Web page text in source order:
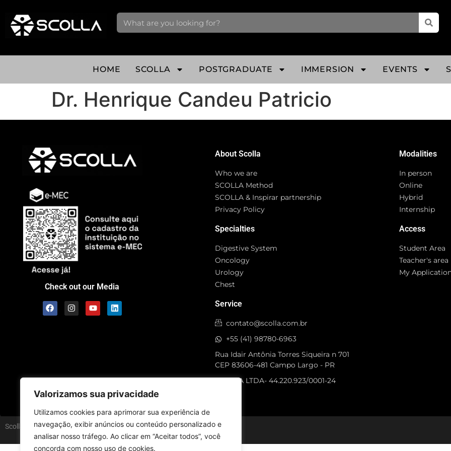
Valorizamos sua privacidade
Utilizamos cookies para aprimorar sua experiência de
navegação, exibir anúncios ou conteúdo personalizado e
analisar nosso tráfego. Ao clicar em “Aceitar todos”, você
concorda com nosso uso de cookies.
HOME SCOLLA POSTGRADUATE IMMERSION EVENTS
Dr. Henrique Candeu Patricio
Check out our Media
About Scolla
Who we are
SCOLLA Method
SCOLLA & Inspirar partnership
Privacy Policy
Specialties
Digestive System
Oncology
Urology
Chest
Service
contato@scolla.com.br
+55 (41) 98780-6963
Rua Idair Antônia Torres Siqueira n 701
CEP 83606-481 Campo Largo - PR
SCOLLA LTDA- 44.220.923/0001-24
Modalities
In person
Online
Hybrid
Internship
Access
Student Area
Teacher's area
My
Scolla © - All Rights Reserved